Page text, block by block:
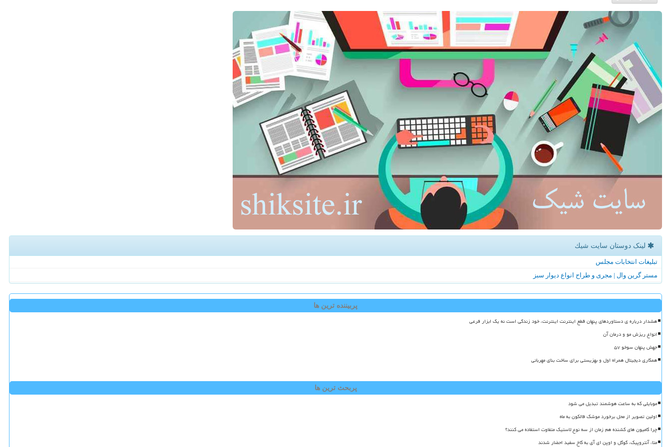
لینک دوستان سایت شیك
تبلیغات انتخابات مجلس
مستر گرین وال | مجری و طراح انواع دیوار سبز
پربیننده ترین ها
هشدار درباره ی دستاوردهای پنهان قطع اینترنت اینترنت، خود زندگی است نه یک ابزار فرعی
انواع ریزش مو و درمان آن
جهش پنهان سوخو ۵۷
همکاری دیجیتال همراه اول و بهزیستی برای ساخت بنای مهربانی
پربحث ترین ها
موبایلی که به ساعت هوشمند تبدیل می شود
اولین تصویر از محل برخورد موشک فالکون به ماه
چرا کامیون های کشنده هم زمان از سه نوع لاستیک متفاوت استفاده می کنند؟
متا، آنتروپیک، گوگل و اوپن ای آی به کاخ سفید احضار شدند